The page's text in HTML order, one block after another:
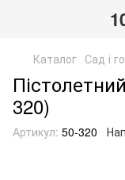
Каталог Сад і
320)
Артикул: 50-320